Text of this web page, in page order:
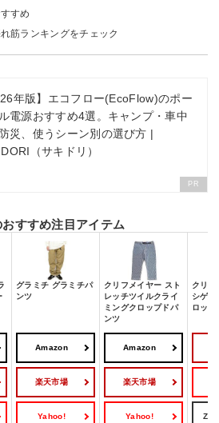
すめ
筋ランキングをチェック
年版】エコフロー(EcoFlow)のポー
電源おすすめ4選。キャンプ・車中
災、使うシーン別の選び方 |
（サキドリ）
PR
すすめ注目アイテム
グラミチ グラミチパ
ンツ
クリフメイヤー スト
レッチツイルクライ
ミングクロップドパ
ンツ
クリフ
シゲク
ロッ
Amazon
楽天市場
Yahoo!
Amazon
楽天市場
Yahoo!